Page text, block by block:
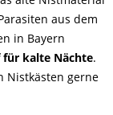
aus dem
in Bayern
kalte Nächte.
Nistkästen gerne